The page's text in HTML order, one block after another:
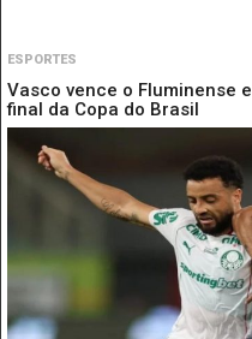
ESPORTES
Vasco vence o Fluminense
final da Copa do Brasil